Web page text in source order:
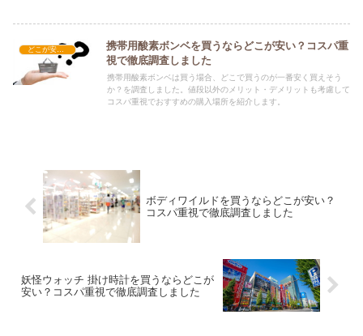
どこが安い？-レジャー・アウトドア
携帯用酸素ボンベを買うならどこが安い？コスパ重
視で徹底調査しました
携帯用酸素ボンベは買う場合、どこで買うのが一番安く買えそう
か？を調査しました。値段以外のメリット・デメリットも考慮して
コスパ重視でおすすめの購入場所を紹介します。
ボディワイルドを買うならどこが安い？
コスパ重視で徹底調査しました
妖怪ウォッチ 掛け時計を買うならどこが
安い？コスパ重視で徹底調査しました